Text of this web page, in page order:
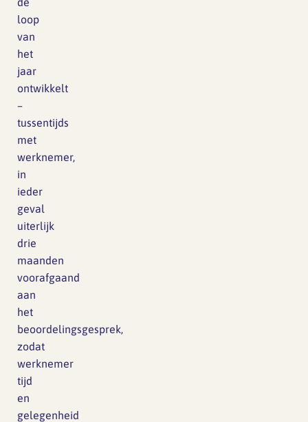
loop
van
het
jaar
ontwikkelt
–
tussentijds
met
werknemer,
in
ieder
geval
uiterlijk
drie
maanden
voorafgaand
aan
het
beoordelingsgesprek,
zodat
werknemer
tijd
en
gelegenheid